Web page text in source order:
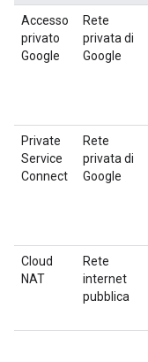
Accesso
privato
Google
Rete
privata di
Google
Private
Service
Connect
Rete
privata di
Google
Cloud
NAT
Rete
internet
pubblica